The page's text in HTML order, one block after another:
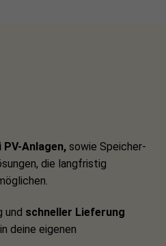
Anlagen, sowie Speicher-
die langfristig
und schneller Lieferung
deine eigenen